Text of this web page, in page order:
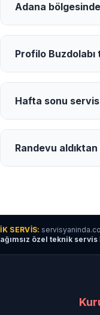
Adana
Profilo
Hafta sonu
Randevu
SERVIS:
özel teknik servis